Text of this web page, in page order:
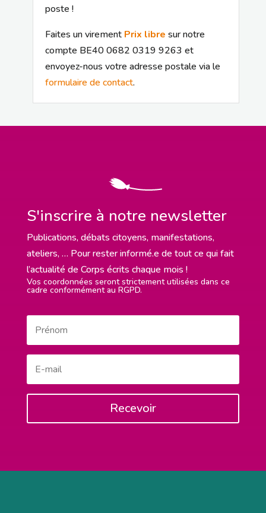
poste !
Faites un virement Prix libre sur notre
compte BE40 0682 0319 9263 et
envoyez-nous votre adresse postale via le
formulaire de contact.
S'inscrire à notre newsletter
Publications, débats citoyens, manifestations,
ateliers, … Pour rester informé.e de tout ce qui fait
l’actualité de Corps écrits chaque mois !
Vos coordonnées seront strictement utilisées dans ce
cadre conformément au RGPD.
Recevoir